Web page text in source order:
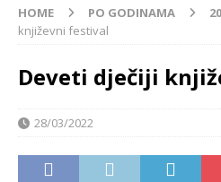
HOME PO GODINAMA
književni festival
Deveti dječiji
28/03/2022